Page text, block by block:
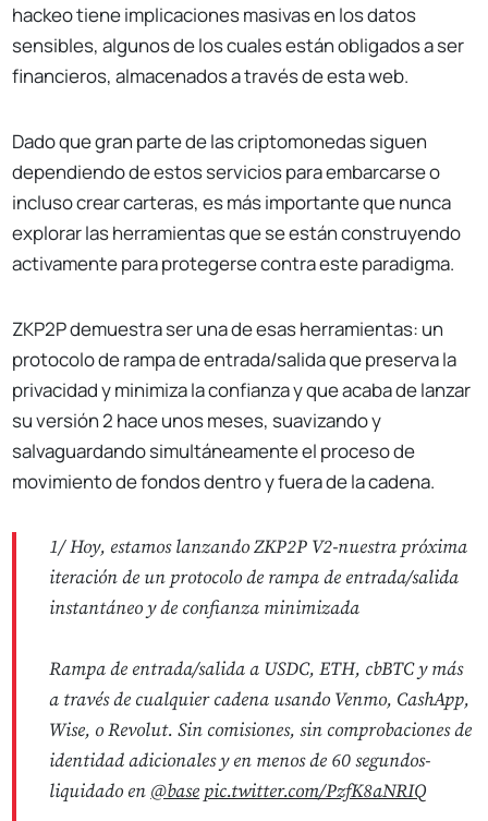
hackeo tiene implicaciones masivas en los datos
sensibles, algunos de los cuales están obligados a ser
financieros, almacenados a través de esta web.
Dado que gran parte de las criptomonedas siguen
dependiendo de estos servicios para embarcarse o
incluso crear carteras, es más importante que nunca
explorar las herramientas que se están construyendo
activamente para protegerse contra este paradigma.
ZKP2P demuestra ser una de esas herramientas: un
protocolo de rampa de entrada/salida que preserva la
privacidad y minimiza la confianza y que acaba de lanzar
su versión 2 hace unos meses, suavizando y
salvaguardando simultáneamente el proceso de
movimiento de fondos dentro y fuera de la cadena.
1/ Hoy, estamos lanzando ZKP2P V2-nuestra próxima
iteración de un protocolo de rampa de entrada/salida
instantáneo y de confianza minimizada
Rampa de entrada/salida a USDC, ETH, cbBTC y más
a través de cualquier cadena usando Venmo, CashApp,
Wise, o Revolut. Sin comisiones, sin comprobaciones de
identidad adicionales y en menos de 60 segundos-
liquidado en @base pic.twitter.com/PzfK8aNRIQ